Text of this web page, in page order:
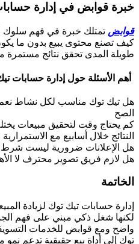
خبرة قوابض في إدارة
قوابض تمتلك خبرة في فهم
كيف تصنع محتوى يبيع بدون ما
طويلة المدى تحقق نتائج مستمرة
أهم الأسئلة حول إدارة حسابات
هل تيك توك مناسب لكل نشاط نعم
الصح
كم يحتاج وقت لتحقيق مبيعات
النتائج خلال أسابيع مع الاستمرارية
هل الإعلانات ضرورية ليست شرط
هل لازم فريق تصوير محترف لا
الخاتمة
إدارة حسابات تيك توك لزيادة
لكنها شغل ذكي مبني على فهم
واضح ومع قوابض للخدمات
توك إلى أداة بيع حقيقية تدعم